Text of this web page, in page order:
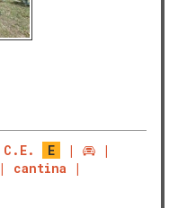
C.E.
E
cantina